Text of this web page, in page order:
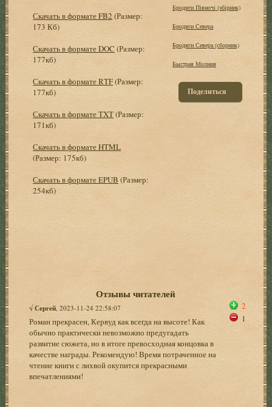
Скачать в формате FB2 (Размер:
173 Кб)
Скачать в формате DOC (Размер:
177кб)
Скачать в формате RTF(Размер:
177кб)
Скачать в формате TXT(Размер:
171кб)
Скачать в формате HTML
(Размер: 175кб)
Скачать в формате EPUB (Размер:
254кб)
Бродяги Пiвночi (збірник)
Бродяги Севера
Бродяги Севера (сборник)
Быстрая Молния
Поделиться
Отзывы читателей
√Сергей , 2023-11-24 22:58:07
Роман прекрасен, Кервуд как всегда на высоте! Как
обычно практически невозможно предугадать
развитие сюжета, но в итоге превосходная концовка в
качестве награды. Рекомендую! Время потраченное на
чтение книги с лихвой окупится прекрасными
впечатлениями!
2
1